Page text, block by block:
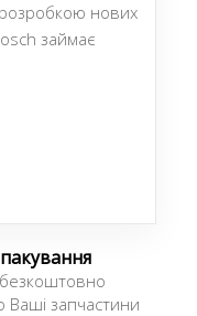
розробкою нових
займає
безкоштовно
Ваші запчастини